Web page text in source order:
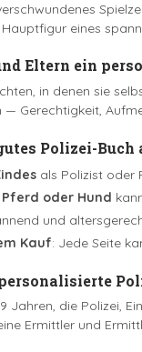
eines
Eltern ein
in denen sie
Gerechtigkeit,
Polizei-Buch
als Polizist oder
oder Hund
und
Kauf: Jede Seite
Jahren, die Polizei,
Ermittler und